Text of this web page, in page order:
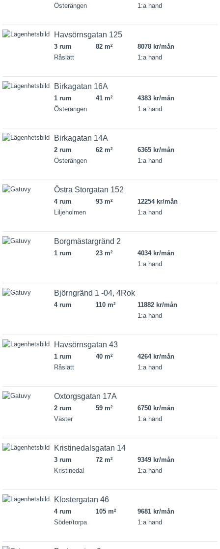
Österängen
1:a hand
Havsörnsgatan 125
3 rum 82 m2
8078 kr/mån
Råslätt
1:a hand
Birkagatan 16A
1 rum 41 m2
4383 kr/mån
Österängen
1:a hand
Birkagatan 14A
2 rum 62 m2
6365 kr/mån
Österängen
1:a hand
Östra Storgatan 152
4 rum 93 m2
12254 kr/mån
Liljeholmen
1:a hand
Borgmästargränd 2
1 rum 23 m2
4034 kr/mån
1:a hand
Björngränd 1 -04, 4Rok
4 rum 110 m2
11882 kr/mån
1:a hand
Havsörnsgatan 43
1 rum 40 m2
4264 kr/mån
Råslätt
1:a hand
Oxtorgsgatan 17A
2 rum 59 m2
6750 kr/mån
Väster
1:a hand
Kristinedalsgatan 14
3 rum 72 m2
9349 kr/mån
Kristinedal
1:a hand
Klostergatan 46
4 rum 105 m2
9681 kr/mån
Söder/torpa
1:a hand